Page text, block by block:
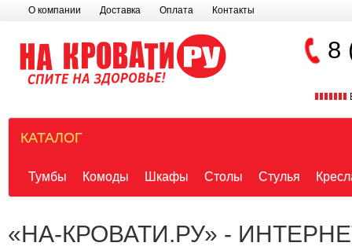
О компании Доставка Оплата Контакты
8
КАТАЛОГ
Тумбы Комоды Шкафы Столы Стулья
«НА-КРОВАТИ.РУ» -